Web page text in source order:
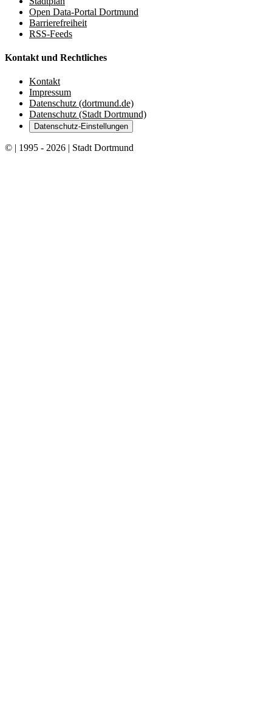
Open Data-Portal Dortmund
Barrierefreiheit
RSS-Feeds
Kontakt und Rechtliches
Kontakt
Impressum
Datenschutz (dortmund.de)
Datenschutz (Stadt Dortmund)
Datenschutz-Einstellungen
© | 1995 - 2026 | Stadt Dortmund